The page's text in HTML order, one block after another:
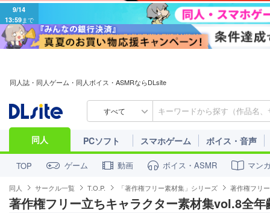
9/14
13:59まで
同人誌・同人ゲーム・同人ボイス・ASMRならDLsite
すべて
同人 PCソフト スマホゲーム ボイス・音声
TOP ゲーム 動画 ボイス・ASMR マン
同人 サークル一覧 T.O.P. 「著作権フリー素材集」シリーズ 著作権フリ
著作権フリー立ちキャラクター素材集vol.8全年